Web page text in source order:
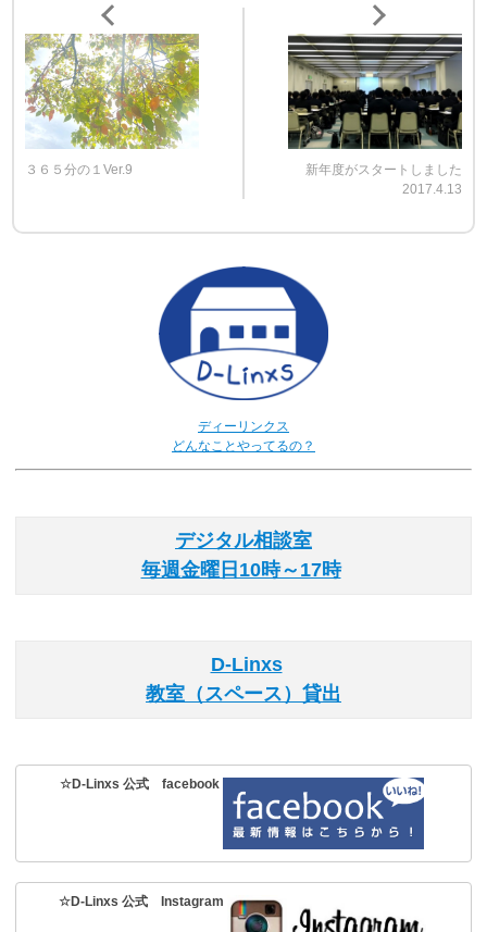
３６５分の１Ver.9
新年度がスタートしました
2017.4.13
ディーリンクス
どんなことやってるの？
デジタル相談室
毎週金曜日10時～17時
D-Linxs
教室（スペース）貸出
☆D-Linxs 公式 facebook
☆D-Linxs 公式 Instagram